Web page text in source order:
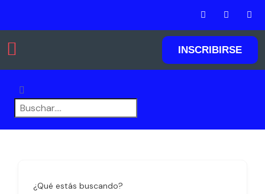
INSCRIBIRSE
¿Qué estás buscando?